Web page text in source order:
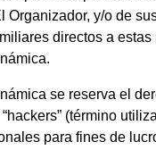
y/o de
directos a
se reserva el
(término
para fines de